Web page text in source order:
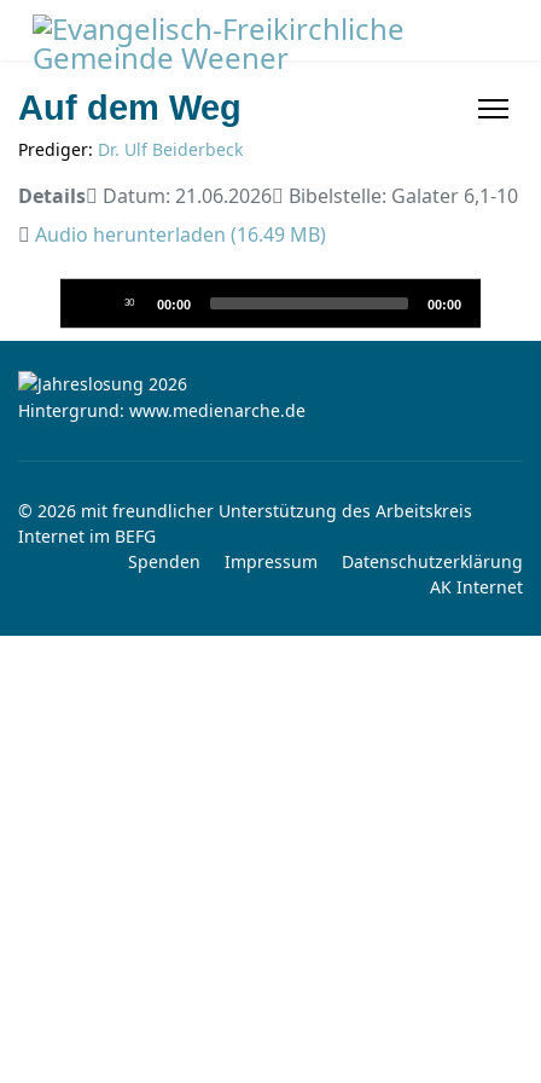
Auf dem Weg
Prediger: Dr. Ulf Beiderbeck
Details Datum: 21.06.2026
Bibelstelle: Galater 6,1-10
Audio herunterladen (16.49 MB)
Player
30 00:00 00:00
Hintergrund: www.medienarche.de
© 2026 mit freundlicher Unterstützung des Arbeitskreis
Internet im BEFG
Spenden
Impressum
Datenschutzerklärung
AK Internet